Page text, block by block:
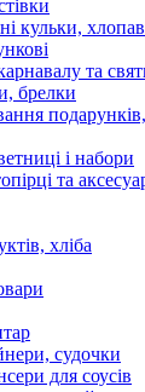
кульки,
та
брелки
і набори
та
хліба
судочки
для соусів